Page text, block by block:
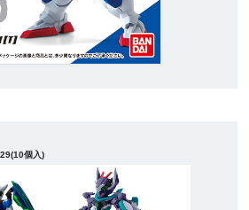
個入)